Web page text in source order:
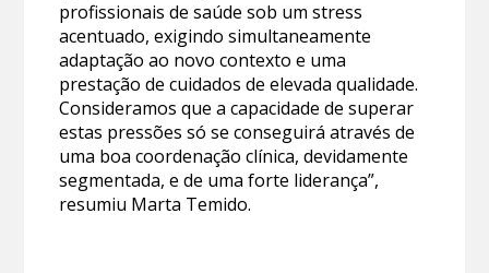
profissionais de saúde sob um stress
acentuado, exigindo simultaneamente
adaptação ao novo contexto e uma
prestação de cuidados de elevada qualidade.
Consideramos que a capacidade de superar
estas pressões só se conseguirá através de
uma boa coordenação clínica, devidamente
segmentada, e de uma forte liderança”,
resumiu Marta Temido.